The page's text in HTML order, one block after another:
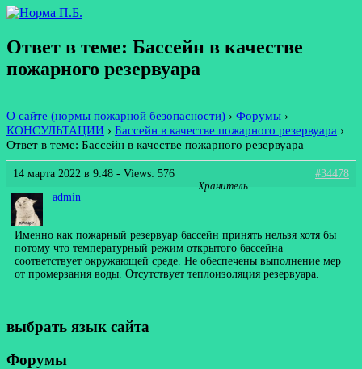
Ответ в теме: Бассейн в качестве
пожарного резервуара
О сайте (нормы пожарной безопасности) › Форумы ›
КОНСУЛЬТАЦИИ › Бассейн в качестве пожарного резервуара ›
Ответ в теме: Бассейн в качестве пожарного резервуара
14 марта 2022 в 9:48 - Views: 576
#34478
admin
Хранитель
Именно как пожарный резервуар бассейн принять нельзя хотя бы
потому что температурный режим открытого бассейна
соответствует окружающей среде. Не обеспечены выполнение мер
от промерзания воды. Отсутствует теплоизоляция резервуара.
выбрать язык сайта
Форумы